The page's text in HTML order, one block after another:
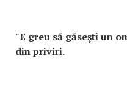
"E greu să găseşti un
din priviri.